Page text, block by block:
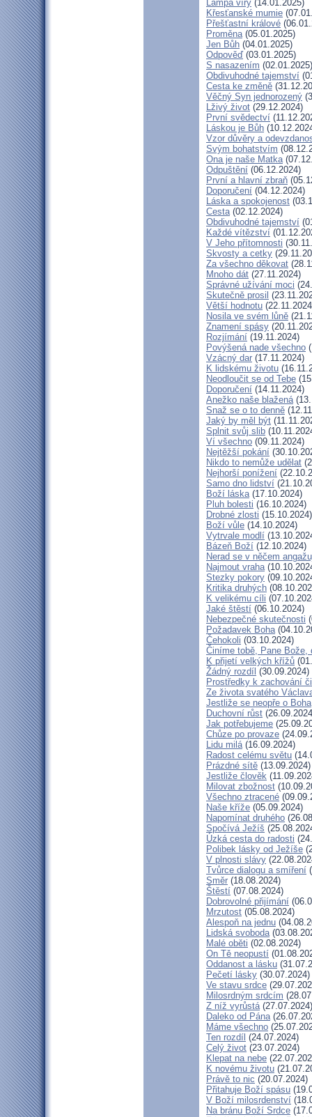
Lampa víry (14.01.2025)
Křesťanské mumie
Přešťastní králové
Proměna(05.01.2025)
Jen Bůh (04.01.2025)
Odpověď (03.01.2025)
S nasazením (02.01.2025)
Obdivuhodné tajemství
Cesta ke změně
Věčný Syn jednorozený
Lživý život (29.12.2024)
První svědectví
Láskou je Bůh
Vzor důvěry a
Svým bohatstvím
Ona je naše Matka
Odpuštění (06.12.2024)
První a hlavní zbraň
Doporučení (04.12.2024)
Láska a spokojenost
Cesta(02.12.2024)
Obdivuhodné tajemství
Každé vítězství
V Jeho přítomnosti
Skvosty a cetky
Za všechno děkovat
Mnoho dát (27.11.2024)
Správné užívání moci
Skutečně prosil
Větší hodnotu
Nosila ve svém lůně
Znamení spásy
Rozjímání (19.11.2024)
Povýšená nade všechno
Vzácný dar (17.11.2024)
K lidskému životu
Neodloučit se od Tebe
Doporučení (14.11.2024)
Anežko naše blažená
Snaž se o to denně
Jaký by měl být
Splnit svůj slib
Ví všechno (09.11.2024)
Nejtěžší pokání
Nikdo to nemůže udělat
Nejhorší ponížení
Samo dno lidství
Boží láska(17.10.2024)
Pluh bolesti (16.10.2024)
Drobné zlosti (15.10.2024)
Boží vůle (14.10.2024)
Vytrvale modlí
Bázeň Boží (12.10.2024)
Nerad se v něčem
Najmout vraha
Stezky pokory
Kritika druhých
K velikému cíli
Jaké štěstí (06.10.2024)
Nebezpečné skutečnosti
Požadavek Boha
Čehokoli (03.10.2024)
Činíme tobě, Pane Bože,
K přijetí velkých křížů
Žádný rozdíl (30.09.2024)
Prostředky k zachování
Ze života svatého
Jestliže se neopře o Boha
Duchovní růst
Jak potřebujeme
Chůze po provaze
Lidu milá(16.09.2024)
Radost celému světu
Prázdné sítě (13.09.2024)
Jestliže člověk
Milovat zbožnost
Všechno ztracené
Naše kříže (05.09.2024)
Napomínat druhého
Spočívá Ježíš
Úzká cesta do radosti
Polibek lásky od Ježíše
V plnosti slávy
Tvůrce dialogu a smíření
Směr (18.08.2024)
Štěstí (07.08.2024)
Dobrovolné přijímání
Mrzutost (05.08.2024)
Alespoň na jednu
Lidská svoboda
Malé oběti (02.08.2024)
On Tě neopustí
Oddanost a lásku
Pečetí lásky (30.07.2024)
Ve stavu srdce
Milosrdným srdcím
Z níž vyrůstá(27.07.2024)
Daleko od Pána
Máme všechno
Ten rozdíl (24.07.2024)
Celý život (23.07.2024)
Klepat na nebe
K novému životu
Právě to nic (20.07.2024)
Přitahuje Boží spásu
V Boží milosrdenství
Na bránu Boží Srdce